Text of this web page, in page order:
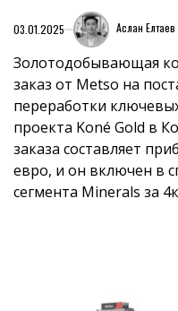
03.01.2025 Аслан Елтаев
Золотодобывающая
заказ от Metso на
переработки
проекта Koné Gold в
заказа составляет
евро, и он включен в
сегмента Minerals за